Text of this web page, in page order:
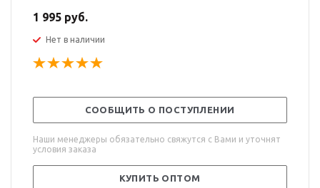
1 995 руб.
Нет в наличии
СООБЩИТЬ О ПОСТУПЛЕНИИ
Наши менеджеры обязательно свяжутся с Вами и уточнят
условия заказа
КУПИТЬ ОПТОМ